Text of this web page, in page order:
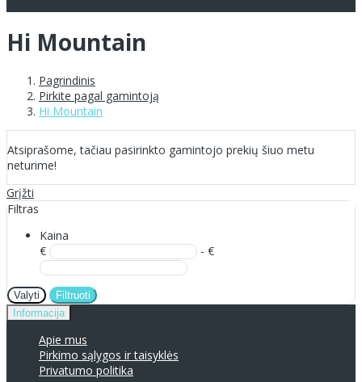
Hi Mountain
Pagrindinis
Pirkite pagal gamintoją
Hi Mountain
Atsiprašome, tačiau pasirinkto gamintojo prekių šiuo metu
neturime!
Grįžti
Filtras
Kaina
€
- €
Valyti
Filtruoti
Informacija
Apie mus
Pirkimo sąlygos ir taisyklės
Privatumo politika